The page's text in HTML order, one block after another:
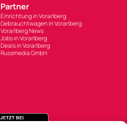
Partner
Einrichtung in Vorarlberg
Gebrauchtwagen in Vorarlberg
Vorarlberg News
Jobs in Vorarlberg
Deals in Vorarlberg
Russmedia GmbH